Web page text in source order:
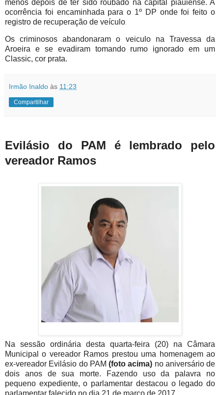
menos depois de ter sido roubado na capital piauiense. A
ocorrência foi encaminhada para o 1º DP onde foi feito o
registro de recuperação de veículo.
Os criminosos abandonaram o veiculo na Travessa da
Aroeira e se evadiram tomando rumo ignorado em um
Classic, cor prata.
Irmão Inaldo às 11:23
Compartilhar
Evilásio do PAM é lembrado pelo
vereador Ramos
Na sessão ordinária desta quarta-feira (20) na Câmara
Municipal o vereador Ramos prestou uma homenagem ao
ex-vereador Evilásio do PAM (foto acima) no aniversário de
dois anos de sua morte. Fazendo uso da palavra no
pequeno expediente, o parlamentar destacou o legado do